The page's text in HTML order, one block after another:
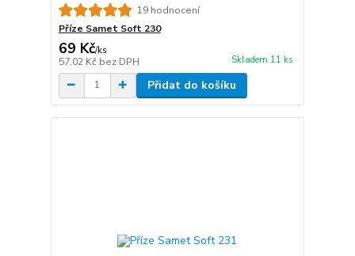
19 hodnocení
Příze Samet Soft 230
69 Kč/ks
57,02 Kč bez DPH Skladem 11 ks
Přidat do košíku